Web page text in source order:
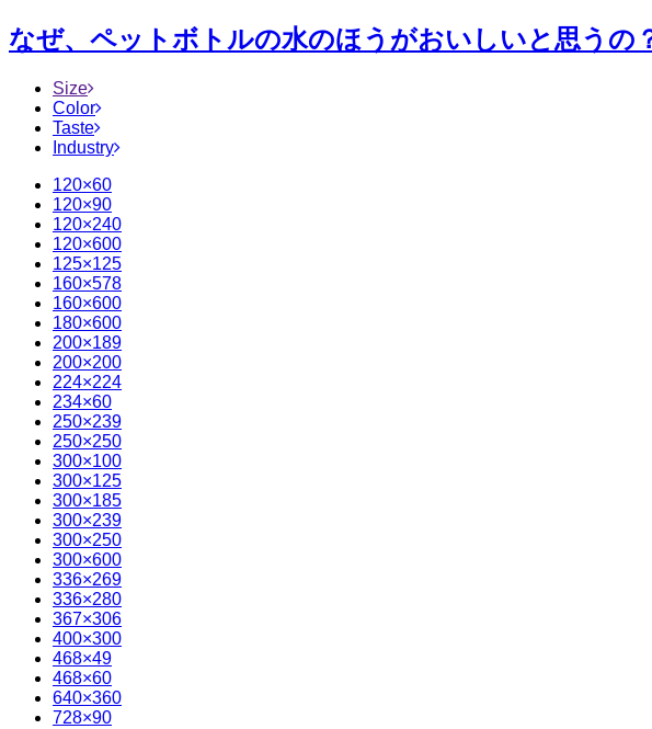
なぜ、ペットボトルの水のほうがおいしいと思う
Size
Color
Taste
Industry
120×60
120×90
120×240
120×600
125×125
160×578
160×600
180×600
200×189
200×200
224×224
234×60
250×239
250×250
300×100
300×125
300×185
300×239
300×250
300×600
336×269
336×280
367×306
400×300
468×49
468×60
640×360
728×90